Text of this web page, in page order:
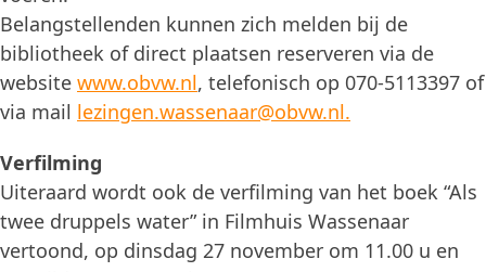
Belangstellenden kunnen zich melden bij de
bibliotheek of direct plaatsen reserveren via de
website www.obvw.nl, telefonisch op 070-5113397 of
via mail lezingen.wassenaar@obvw.nl.
Verfilming
Uiteraard wordt ook de verfilming van het boek “Als
twee druppels water” in Filmhuis Wassenaar
vertoond, op dinsdag 27 november om 11.00 u en